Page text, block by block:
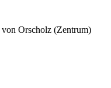
von Orscholz (Zentrum)